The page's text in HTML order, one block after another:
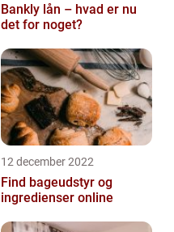
Bankly lån – hvad er nu
det for noget?
12 december 2022
Find bageudstyr og
ingredienser online